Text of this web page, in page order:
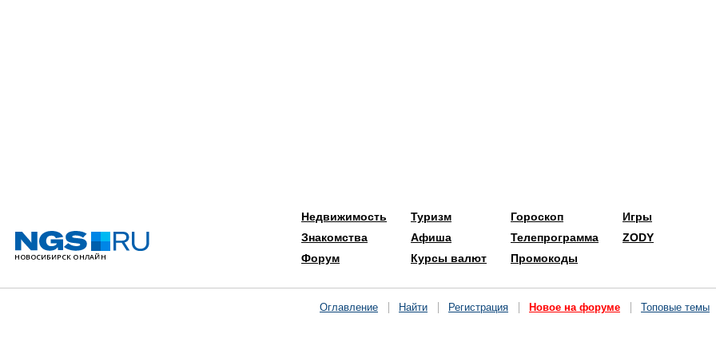
Недвижимость
Знакомства
Форум
Туризм
Афиша
Курсы валют
Гороскоп
Телепрограмма
Промокоды
Игры
ZODY
Оглавление Найти Регистрация Новое на форуме Топовые темы